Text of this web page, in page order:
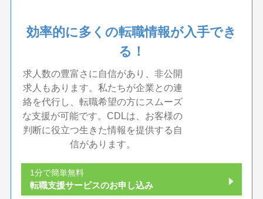
効率的に多くの転職情報が入手でき
る！
求人数の豊富さに自信があり、非公開
求人もあります。私たちが企業との連
絡を代行し、転職希望の方にスムーズ
な支援が可能です。CDLは、お客様の
判断に役立つ生きた情報を提供する自
信があります。
1分で簡単無料
転職支援サービスのお申し込み